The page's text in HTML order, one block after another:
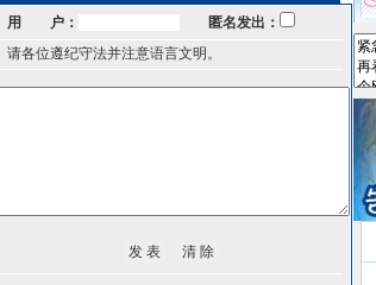
用 户：
匿名发出：
请各位遵纪守法并注意语言文明。